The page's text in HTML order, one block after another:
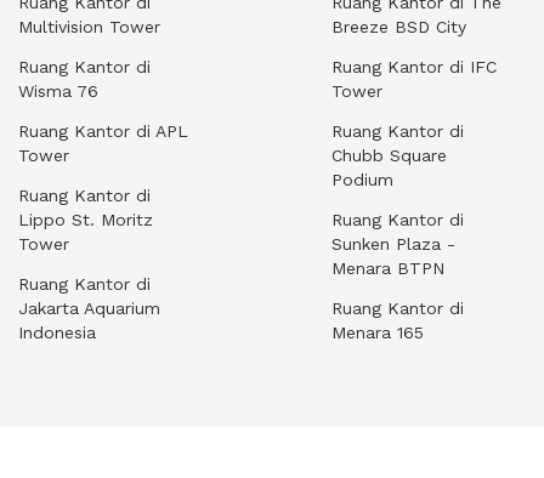
Multivision Tower
Ruang Kantor di
Wisma 76
Ruang Kantor di APL
Tower
Ruang Kantor di
Lippo St. Moritz
Tower
Ruang Kantor di
Jakarta Aquarium
Indonesia
Breeze BSD City
Ruang Kantor di IFC
Tower
Ruang Kantor di
Chubb Square
Podium
Ruang Kantor di
Sunken Plaza -
Menara BTPN
Ruang Kantor di
Menara 165